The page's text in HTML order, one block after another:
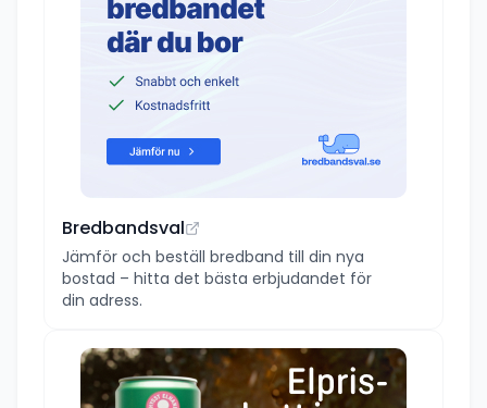
Bredbandsval
Jämför och beställ bredband till din nya
bostad – hitta det bästa erbjudandet för
din adress.